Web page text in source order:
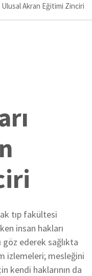
Ulusal Akran Eğitimi Zinciri
tıp fakültesi
insan hakları
göz ederek sağlıkta
izlemeleri; mesleğini
kendi haklarının da